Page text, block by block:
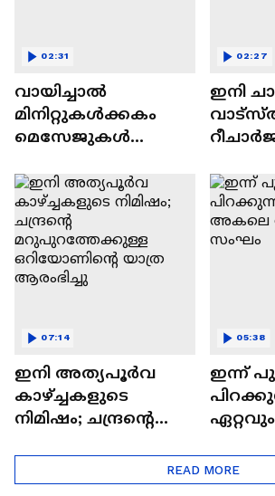
വായിച്ചാൽ
മിനിറ്റുകൾക്കകം
മെസേജുകള്‍
WhatsApp | Tech Talk
02:31
ഇനി
Tech
02:27
ഇനി അത്യപൂര്‍വ
കാഴ്ച്ചകളുടെ
നിമിഷം; ചന്ദ്രന്റെ
ഒറിയോണിന്റെ യാത്ര
ആരംഭിച്ചു
07:14
ഇന്ന്
05:38
READ MORE